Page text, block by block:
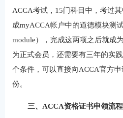
ACCA考试，15门科目中，考过
成myACCA帐户中的道德模块测
module），完成这两项之后就成
为正式会员，还需要有三年的实
个条件，可以直接向ACCA官方
份。
三、ACCA资格证书申领流程